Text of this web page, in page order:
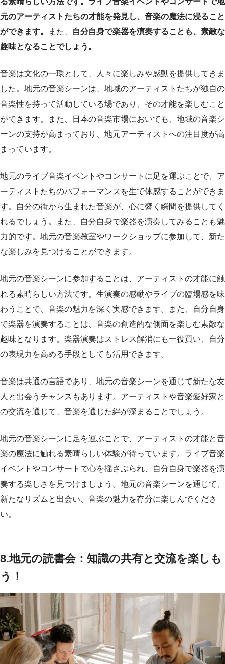
元のアーティストたちの才能を発見し、音楽の魔法に浸ること
ができます。
また、
自分自身で楽器を演奏することも、素敵な
趣味となることでしょう。
音楽は文化の一環として、人々に楽しみや感動を提供してきま
した。地元の音楽シーンは、地域のアーティストたちが独自の
音楽性を持って活動している場であり、その才能を楽しむこと
ができます。また、日本の音楽市場においても、地域の音楽シ
ーンの支持が高まっており、地元アーティストへの注目度が高
まっています。
地元のライブ音楽イベントやコンサートに足を運ぶことで、ア
ーティストたちのパフォーマンスを生で体感することができま
す。自分の街から生まれた音楽が、心に響く瞬間を提供してく
れるでしょう。また、自分自身で楽器を演奏してみることも魅
力的です。地元の音楽教室やワークショップに参加して、新た
な楽しみを見つけることができます。
地元の音楽シーンに参加することは、アーティストの才能に触
れる素晴らしい方法です。生演奏の感動やライブの臨場感を味
わうことで、音楽の魅力を深く実感できます。また、自分自身
で楽器を演奏することは、音楽の創造的な側面を楽しむ素敵な
趣味となります。楽器演奏はストレス解消にも一役買い、自分
の表現力を高める手段としても活用できます。
音楽は共通の言語であり、地元の音楽シーンを通じて新たな友
人と出会うチャンスもあります。アーティストや音楽愛好家と
の交流を通じて、音楽を通じた絆が深まることでしょう。
地元の音楽シーンに足を運ぶことで、アーティストの才能と音
楽の魔法に触れる素晴らしい体験が待っています。ライブ音楽
イベントやコンサートで心を揺さぶられ、自分自身で楽器を演
奏する楽しさを見つけましょう。地元の音楽シーンを通じて、
新たなリズムと出会い、音楽の魅力を存分に楽しんでくださ
い。
8.地元の読書会：知識の共有と交流を楽しも
う！